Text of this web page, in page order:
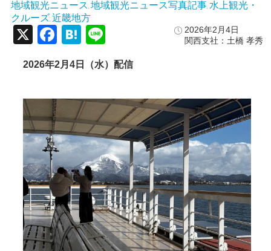
地域観光ニュース 地域観光ニュース写真記事,
水上観光・
クルーズ 近畿地方
2026年2月4日
関西支社：土橋 孝秀
X Facebook
Hatena
2026年2月4日（水）配信